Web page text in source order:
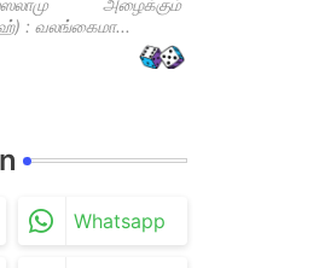
அழைக்கும்
: வலங்கைமா...
Whatsapp